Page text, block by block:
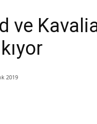
ve
2019